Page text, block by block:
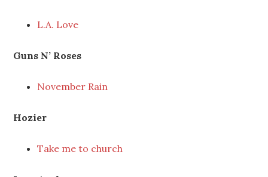
L.A. Love
Guns N’ Roses
November Rain
Hozier
Take me to church